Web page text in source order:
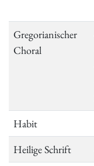
Gregorianischer
Choral
Habit
Heilige Schrift